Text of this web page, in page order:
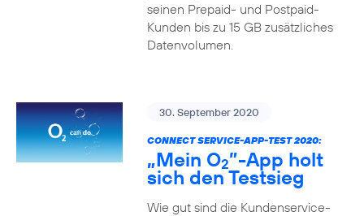
seinen Prepaid- und Postpaid-
Kunden bis zu 15 GB zusätzliches
Datenvolumen.
30. September 2020
CONNECT SERVICE-APP-TEST 2020:
„Mein O2”-App holt
sich den Testsieg
Wie gut sind die Kundenservice-